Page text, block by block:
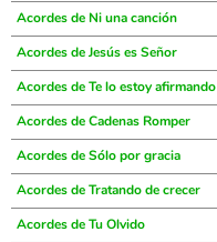
Acordes de Ni una canción
Acordes de Jesús es Señor
Acordes de Te lo estoy afirmando
Acordes de Cadenas Romper
Acordes de Sólo por gracia
Acordes de Tratando de crecer
Acordes de Tu Olvido